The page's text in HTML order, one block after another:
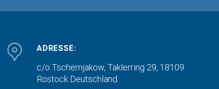
ADRESSE:
c/o Tschernjakow, Taklerring 29, 18109
Rostock Deutschland